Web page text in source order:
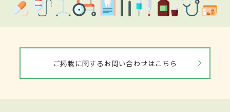
ご掲載に関するお問い合わせはこちら